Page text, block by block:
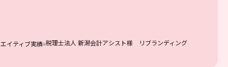
イティブ実績 税理士法人 新潟会計アシスト様 リブランディング